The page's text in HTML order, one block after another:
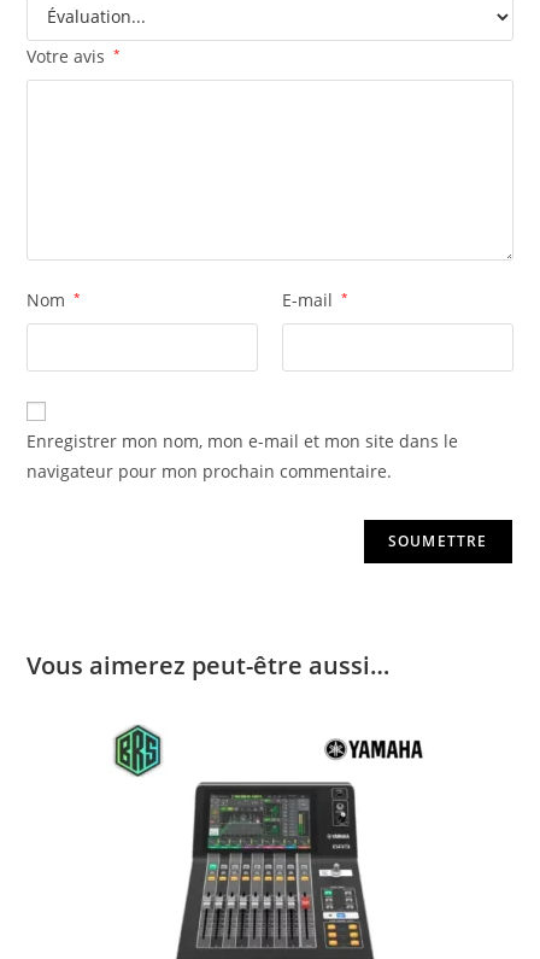
Votre avis *
Nom * E-mail *
Enregistrer mon nom, mon e-mail et mon site dans le
navigateur pour mon prochain commentaire.
Vous aimerez peut-être aussi…